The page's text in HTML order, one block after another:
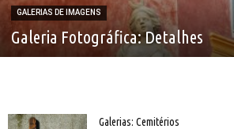
GALERIAS DE IMAGENS
Galeria Fotográfica: Detalhes
Galerias: Cemitérios